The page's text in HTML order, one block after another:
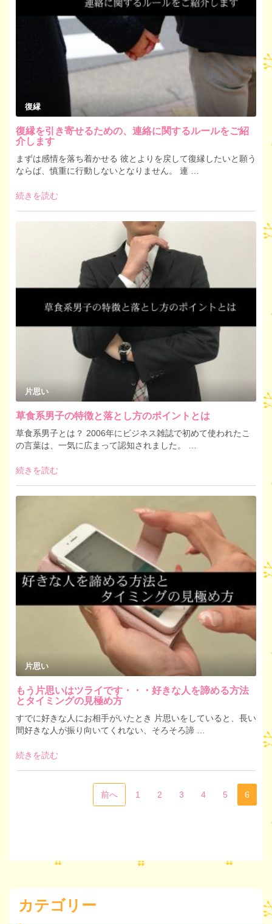
復縁
復縁を引き寄せるための、連絡に関するルールをご紹
介します
まずは感情を落ち着かせる 彼とよりを戻して復縁したいと願う
ならば、慎重に行動しないとなりません。 連 …
続きを読む
片思い
草食系男子の特徴と落とし方のポイントとは
草食系男子とは？ 2006年にビジネス雑誌で初めて使われたこ
の言葉は、一気に広まって認知されました。 …
続きを読む
片思い
もう片思いはツライです・・・好きな人を諦める方法
とタイミングの見極め方
すでに好きな人にお相手がいたとき 片思いをしていると、長い
間好きな人が振り向いてくれない、そろそろ諦 …
続きを読む
前へ 1 2 3 4 5 6
カテゴリー